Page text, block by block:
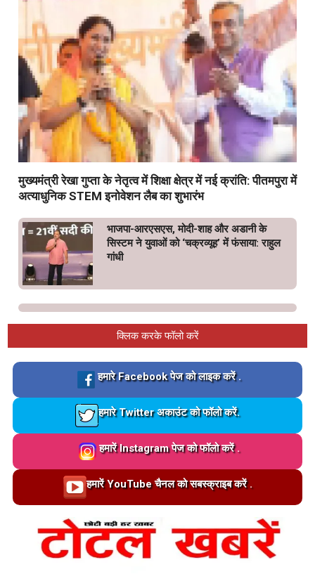
मुख्यमंत्री रेखा गुप्ता के नेतृत्व में शिक्षा क्षेत्र में नई क्रांति: पीतमपुरा में
अत्याधुनिक STEM इनोवेशन लैब का शुभारंभ
भाजपा-आरएसएस, मोदी-शाह और अडानी के
सिस्टम ने युवाओं को ‘चक्रव्यूह’ में फंसाया: राहुल
गांधी
क्लिक करके फॉलो करें
Loading…
हमारे Facebook पेज को लाइक करें .
Loading…
हमारे Twitter अकाउंट को फॉलो करें.
Loading…
हमारें Instagram पेज को फॉलो करें .
Loading…हमारें YouTube चैनल को सबस्क्राइब करें .